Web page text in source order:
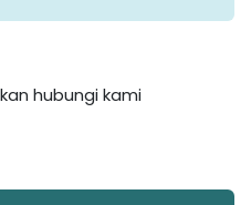
hubungi kami